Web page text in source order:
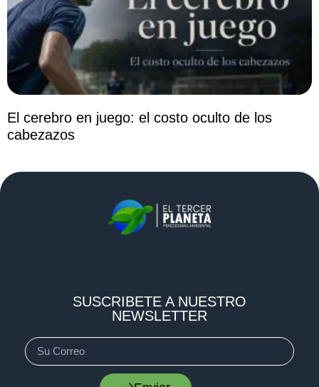
El cerebro en juego: el costo oculto de los
cabezazos
SUSCRIBETE A NUESTRO
NEWSLETTER